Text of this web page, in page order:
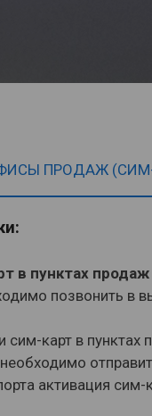
ПРОДАЖ
в пунктах продаж
позвонить в
сим-карт в
необходимо
активация сим-